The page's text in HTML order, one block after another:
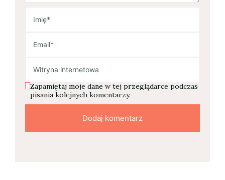
Zapamiętaj moje dane w tej przeglądarce podczas
pisania kolejnych komentarzy.